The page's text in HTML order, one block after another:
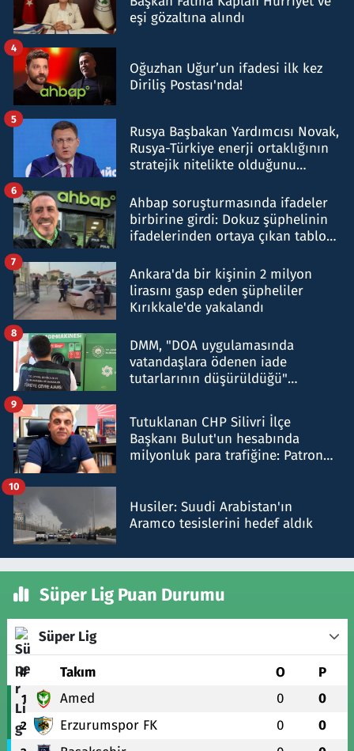
eşi gözaltına alındı
Oğuzhan Uğur’un ifadesi ilk kez
Diriliş Postası'nda!
4
Rusya Başbakan Yardımcısı Novak,
Rusya-Türkiye enerji ortaklığının
stratejik nitelikte olduğunu
5
Ahbap soruşturmasında ifadeler
birbirine girdi: Dokuz şüphelinin
ifadelerinden ortaya çıkan tablo
6
Ankara'da bir kişinin 2 milyon
lirasını gasp eden şüpheliler
Kırıkkale'de yakalandı
7
DMM, "DOA uygulamasında
vatandaşlara ödenen iade
tutarlarının düşürüldüğü"
8
Tutuklanan CHP Silivri İlçe
Başkanı Bulut'un hesabında
milyonluk para trafiğine: Patron
9
Husiler: Suudi Arabistan'ın
Aramco tesislerini hedef aldık
10
Süper Lig Puan Durumu
Süper Lig
# Takım O P
1 Amed 0 0
2 Erzurumspor FK 0 0